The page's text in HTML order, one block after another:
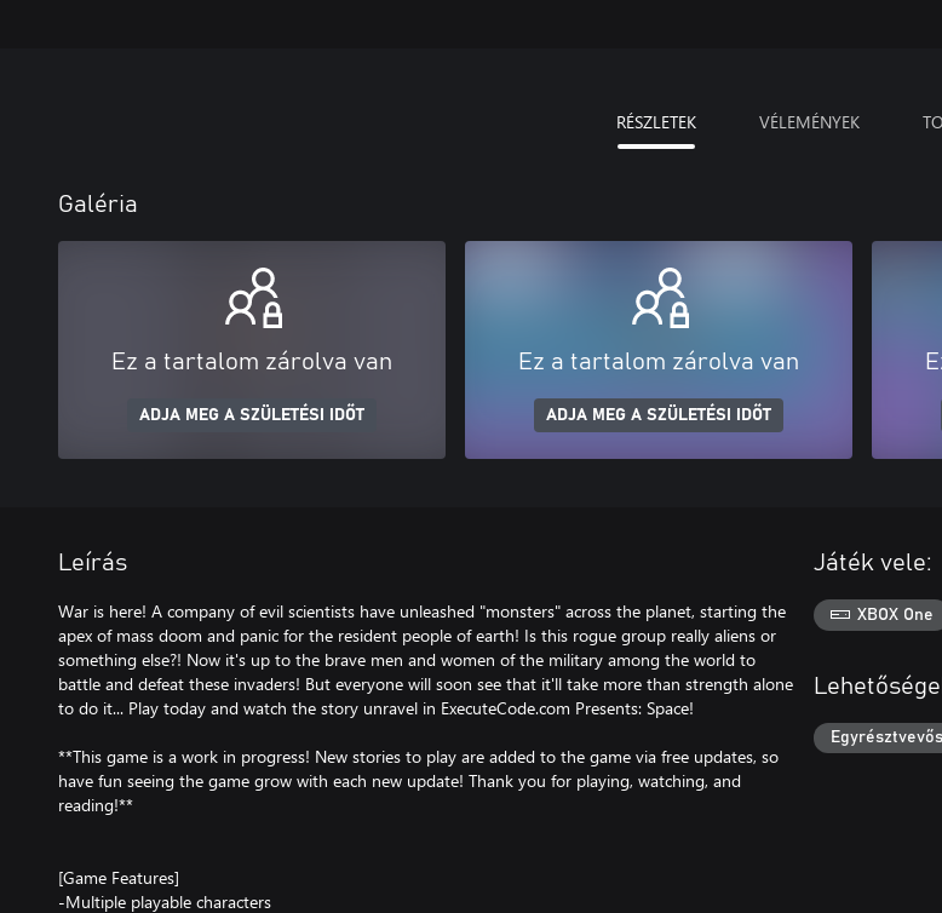
RÉSZLETEK VÉLEMÉNYEK
Galéria
Ez a tartalom zárolva van
ADJA MEG A SZÜLETÉSI IDŐT
Ez a tartalom zárolva van
ADJA MEG A SZÜLETÉSI IDŐT
Leírás
War is here! A company of evil scientists have unleashed "monsters" across the planet, starting the
apex of mass doom and panic for the resident people of earth! Is this rogue group really aliens or
something else?! Now it's up to the brave men and women of the military among the world to
battle and defeat these invaders! But everyone will soon see that it'll take more than strength alone
to do it... Play today and watch the story unravel in ExecuteCode.com Presents: Space!
**This game is a work in progress! New stories to play are added to the game via free updates, so
have fun seeing the game grow with each new update! Thank you for playing, watching, and
reading!**
[Game Features]
-Multiple playable characters
Játék vele:
XBOX One
Egyrésztvevős